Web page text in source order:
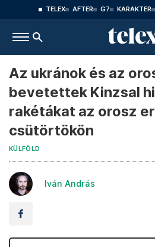
TELEX AFTER G7 KARAKTER
Az ukránok és az
bevetettek Kinzsal
rakétákat az orosz
csütörtökön
KÜLFÖLD
Iván András